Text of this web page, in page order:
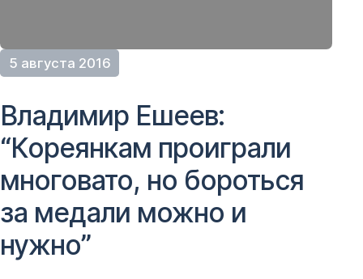
5 августа 2016
Владимир Ешеев:
“Кореянкам проиграли
многовато, но бороться
за медали можно и
нужно”